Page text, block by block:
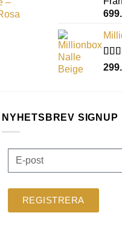
5.00
NYHETSBREV SIGNUP
REGISTRERA